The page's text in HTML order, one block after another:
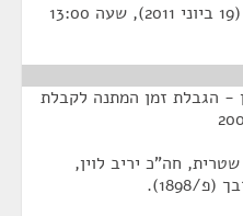
- הגבלת זמן המתנה לקבלת
חה"כ יריב לוין,
1898).